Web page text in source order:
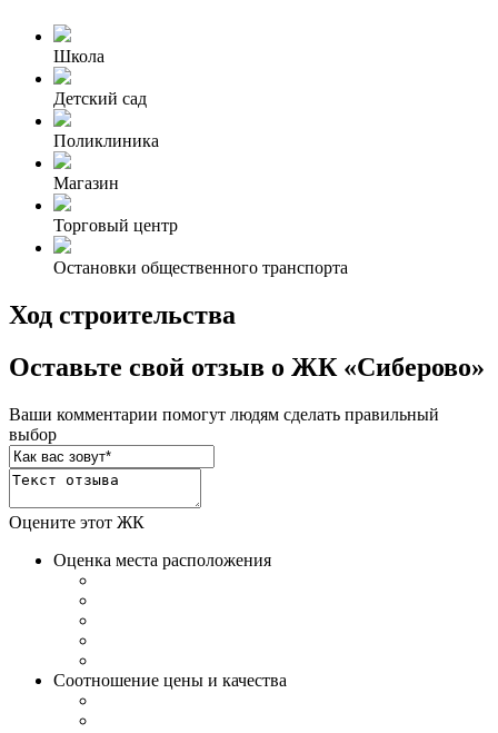
Школа
Детский сад
Поликлиника
Магазин
Торговый центр
Остановки общественного транспорта
Ход строительства
Оставьте свой отзыв о ЖК «Сиберово»
Ваши комментарии помогут людям сделать правильный
выбор
Оцените этот ЖК
Оценка места расположения
Соотношение цены и качества